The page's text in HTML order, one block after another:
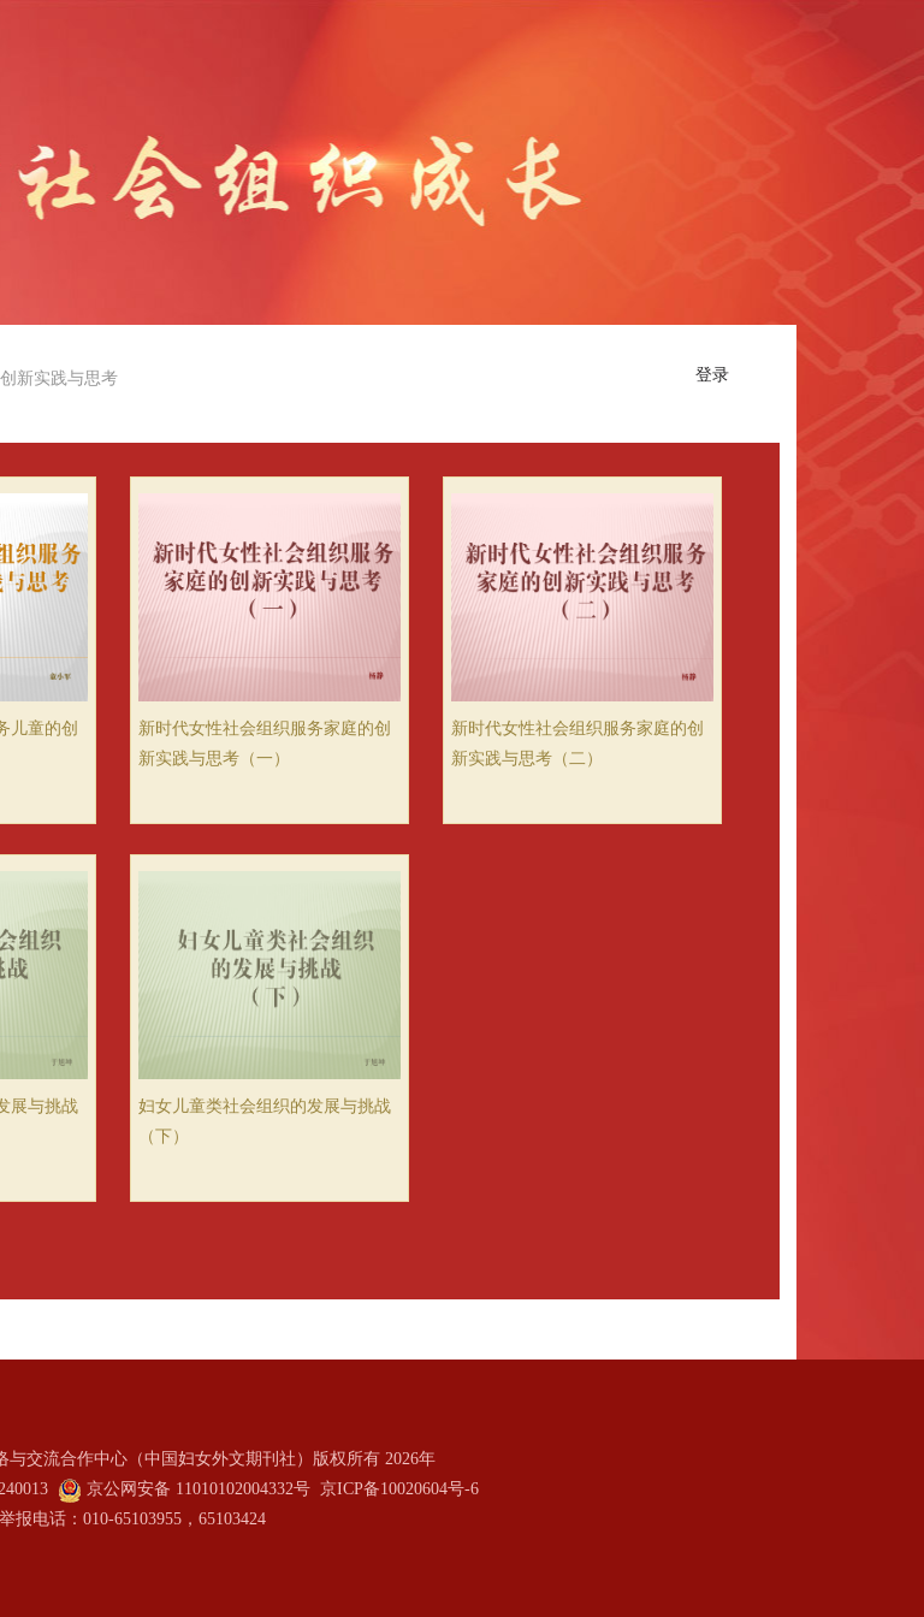
新实践与思考
儿童的创
新时代女性社会组织服务家庭的创
新实践与思考（一）
新时代女性社会组织服务家庭的创
新实践与思考（二）
展与挑战
妇女儿童类社会组织的发展与挑战
（下）
与交流合作中心（中国妇女外文期刊社）版权所有 2026年
京公网安备 11010102004332号 京ICP备10020604号-6
报电话：010-65103955，65103424